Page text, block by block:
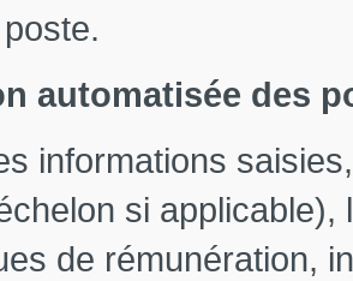
automatisée des
informations
si
de rémunération,